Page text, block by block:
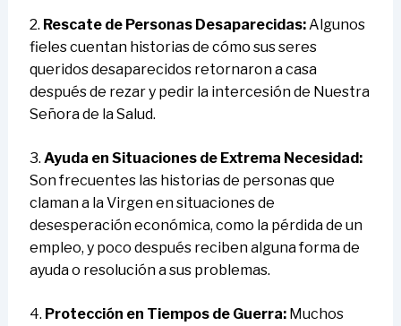
2. Rescate de Personas Desaparecidas:Algunos
fieles cuentan historias de cómo sus seres
queridos desaparecidos retornaron a casa
después de rezar y pedir la intercesión de Nuestra
Señora de la Salud.
3. Ayuda en Situaciones de Extrema Necesidad:
Son frecuentes las historias de personas que
claman a la Virgen en situaciones de
desesperación económica, como la pérdida de un
empleo, y poco después reciben alguna forma de
ayuda o resolución a sus problemas.
4. Protección en Tiempos de Guerra:Muchos